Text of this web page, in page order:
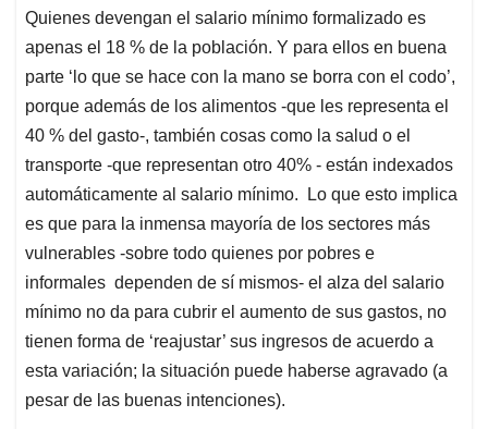
Quienes devengan el salario mínimo formalizado es
apenas el 18 % de la población. Y para ellos en buena
parte ‘lo que se hace con la mano se borra con el codo’,
porque además de los alimentos -que les representa el
40 % del gasto-, también cosas como la salud o el
transporte -que representan otro 40% - están indexados
automáticamente al salario mínimo. Lo que esto implica
es que para la inmensa mayoría de los sectores más
vulnerables -sobre todo quienes por pobres e
informales dependen de sí mismos- el alza del salario
mínimo no da para cubrir el aumento de sus gastos, no
tienen forma de ‘reajustar’ sus ingresos de acuerdo a
esta variación; la situación puede haberse agravado (a
pesar de las buenas intenciones).